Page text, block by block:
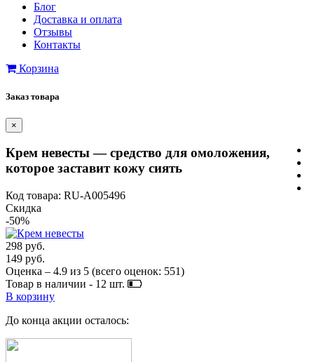
Блог
Доставка и оплата
Отзывы
Контакты
Корзина
Заказ товара
×
Крем невесты — средство для омоложения,
которое заставит кожу сиять
Код товара: RU-A005496
Скидка
-50%
298 руб.
149 руб.
Оценка – 4.9 из 5 (всего оценок: 551)
Товар в наличии - 12 шт.
В корзину
До конца акции осталось: